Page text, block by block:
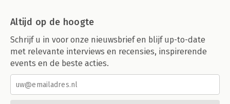
Altijd op de hoogte
Schrijf u in voor onze nieuwsbrief en blijf up-to-date
met relevante interviews en recensies, inspirerende
events en de beste acties.